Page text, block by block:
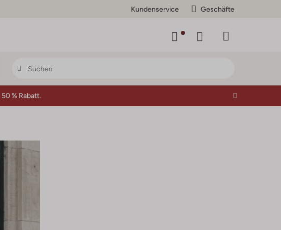
Kundenservice Geschäfte
50 % Rabatt.